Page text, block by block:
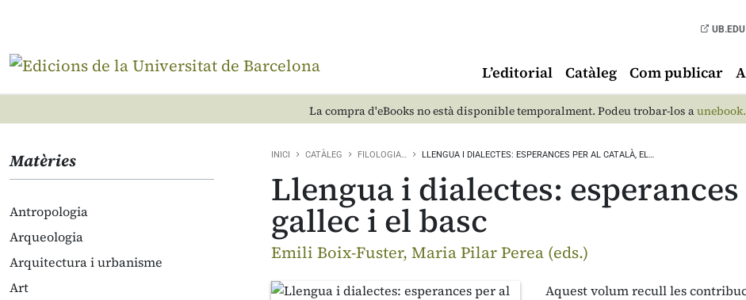
UB.EDU
L’editorial Catàleg Com publicar
La compra d'eBooks no està disponible temporalment. Podeu trobar-los a
Matèries
Antropologia
Arqueologia
Arquitectura i urbanisme
Art
INICI CATÀLEG FILOLOGIA… LLENGUA I DIALECTES: ESPERANCES PER AL CATALÀ, EL…
Llengua i dialectes:
gallec i el basc
Emili Boix-Fuster, Maria Pilar Perea (eds.)
Aquest volum recull les